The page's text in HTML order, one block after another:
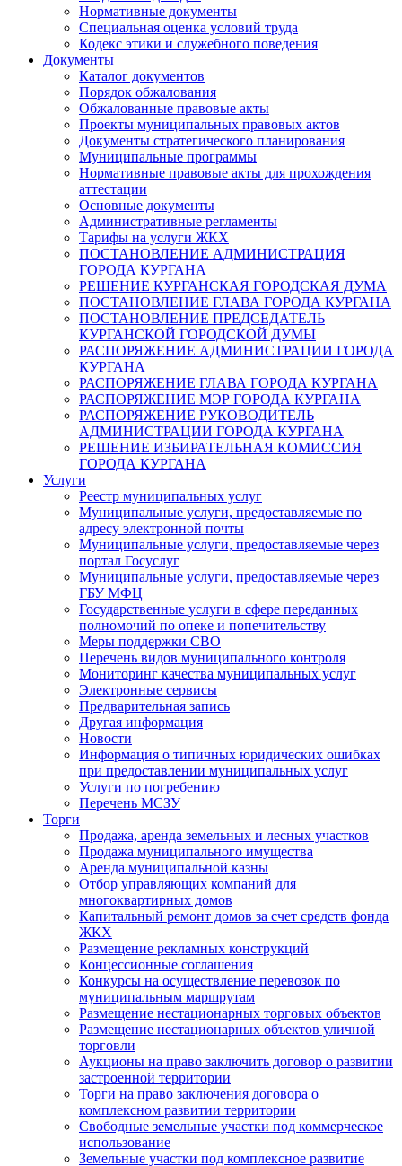
Нормативные документы
Специальная оценка условий труда
Кодекс этики и служебного поведения
Документы
Каталог документов
Порядок обжалования
Обжалованные правовые акты
Проекты муниципальных правовых актов
Документы стратегического планирования
Муниципальные программы
Нормативные правовые акты для прохождения
аттестации
Основные документы
Административные регламенты
Тарифы на услуги ЖКХ
ПОСТАНОВЛЕНИЕ АДМИНИСТРАЦИЯ
ГОРОДА КУРГАНА
РЕШЕНИЕ КУРГАНСКАЯ ГОРОДСКАЯ ДУМА
ПОСТАНОВЛЕНИЕ ГЛАВА ГОРОДА КУРГАНА
ПОСТАНОВЛЕНИЕ ПРЕДСЕДАТЕЛЬ
КУРГАНСКОЙ ГОРОДСКОЙ ДУМЫ
РАСПОРЯЖЕНИЕ АДМИНИСТРАЦИИ ГОРОДА
КУРГАНА
РАСПОРЯЖЕНИЕ ГЛАВА ГОРОДА КУРГАНА
РАСПОРЯЖЕНИЕ МЭР ГОРОДА КУРГАНА
РАСПОРЯЖЕНИЕ РУКОВОДИТЕЛЬ
АДМИНИСТРАЦИИ ГОРОДА КУРГАНА
РЕШЕНИЕ ИЗБИРАТЕЛЬНАЯ КОМИССИЯ
ГОРОДА КУРГАНА
Услуги
Реестр муниципальных услуг
Муниципальные услуги, предоставляемые по
адресу электронной почты
Муниципальные услуги, предоставляемые через
портал Госуслуг
Муниципальные услуги, предоставляемые через
ГБУ МФЦ
Государственные услуги в сфере переданных
полномочий по опеке и попечительству
Меры поддержки СВО
Перечень видов муниципального контроля
Мониторинг качества муниципальных услуг
Электронные сервисы
Предварительная запись
Другая информация
Новости
Информация о типичных юридических ошибках
при предоставлении муниципальных услуг
Услуги по погребению
Перечень МСЗУ
Торги
Продажа, аренда земельных и лесных участков
Продажа муниципального имущества
Аренда муниципальной казны
Отбор управляющих компаний для
многоквартирных домов
Капитальный ремонт домов за счет средств фонда
ЖКХ
Размещение рекламных конструкций
Концессионные соглашения
Конкурсы на осуществление перевозок по
муниципальным маршрутам
Размещение нестационарных торговых объектов
Размещение нестационарных объектов уличной
торговли
Аукционы на право заключить договор о развитии
застроенной территории
Торги на право заключения договора о
комплексном развитии территории
Свободные земельные участки под коммерческое
использование
Земельные участки под комплексное развитие